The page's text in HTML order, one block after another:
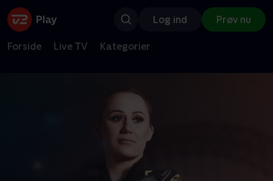
Log ind Prøv nu
Forside Live TV Kategorier